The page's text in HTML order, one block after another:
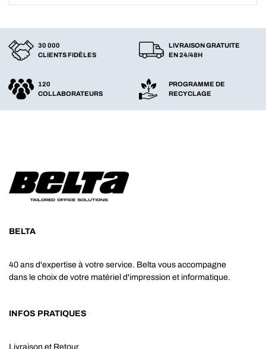
30 000
CLIENTS FIDÈLES
LIVRAISON GRATUITE
EN 24/48H
120
COLLABORATEURS
PROGRAMME DE
RECYCLAGE
BELTA
40 ans d'expertise à votre service. Belta vous accompagne
dans le choix de votre matériel d'impression et informatique.
INFOS PRATIQUES
Livraison et Retour